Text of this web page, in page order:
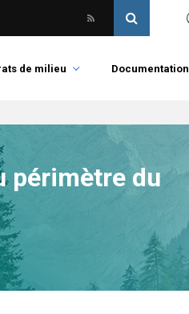
de milieu Documentation
périmètre du